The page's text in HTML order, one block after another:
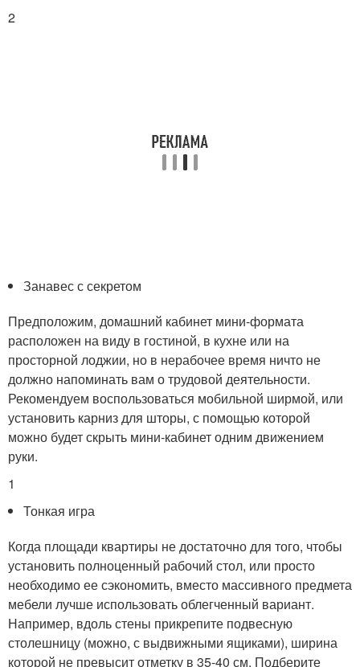
2
Занавес с секретом
Предположим, домашний кабинет мини-формата
расположен на виду в гостиной, в кухне или на
просторной лоджии, но в нерабочее время ничто не
должно напоминать вам о трудовой деятельности.
Рекомендуем воспользоваться мобильной ширмой, или
установить карниз для шторы, с помощью которой
можно будет скрыть мини-кабинет одним движением
руки.
1
Тонкая игра
Когда площади квартиры не достаточно для того, чтобы
установить полноценный рабочий стол, или просто
необходимо ее сэкономить, вместо массивного предмета
мебели лучше использовать облегченный вариант.
Например, вдоль стены прикрепите подвесную
столешницу (можно, с выдвижными ящиками), ширина
которой не превысит отметку в 35-40 см. Подберите